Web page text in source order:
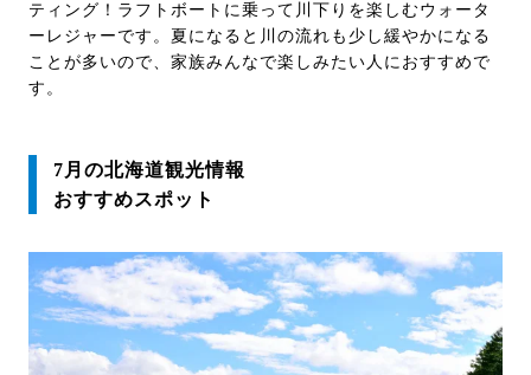
ティング！ラフトボートに乗って川下りを楽しむウォータ
ーレジャーです。夏になると川の流れも少し緩やかになる
ことが多いので、家族みんなで楽しみたい人におすすめで
す。
7月の北海道観光情報
おすすめスポット